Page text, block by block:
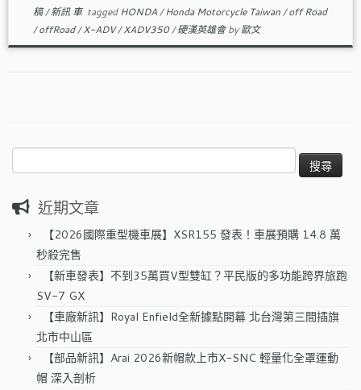
稿/新訊 車 taggedHONDA/Honda Motorcycle Taiwan/off Road
/offRoad/X-ADV/XADV350/硬漢英雄會by歐文
尋
鍵
近期文章
【2026國際重型機車展】XSR155 發表！車展預購 14.8 萬
秒殺完售
【新車發表】不到35萬買V型雙缸？平民版的多功能跨界旅跑
SV-7 GX
【車廠新訊】Royal Enfield全新據點開幕 北台灣第三間插旗
北市中山區
【部品新訊】Arai 2026新帽款上市X-SNC 輕量化全罩運動
帽 深入剖析